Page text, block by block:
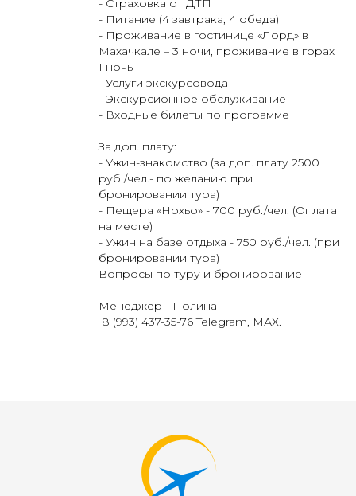
- Страховка от ДТП
- Питание (4 завтрака, 4 обеда)
- Проживание в гостинице «Лорд» в
Махачкале – 3 ночи, проживание в горах
1 ночь
- Услуги экскурсовода
- Экскурсионное обслуживание
- Входные билеты по программе
За доп. плату:
- Ужин-знакомство (за доп. плату 2500
руб./чел.- по желанию при
бронировании тура)
- Пещера «Нохьо» - 700 руб./чел. (Оплата
на месте)
- Ужин на базе отдыха - 750 руб./чел. (при
бронировании тура)
Вопросы по туру и бронирование
Менеджер - Полина
8 (993) 437-35-76 Telegram, МАХ.